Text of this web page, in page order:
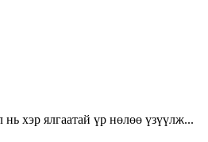
хэр ялгаатай үр нөлөө үзүүлж...